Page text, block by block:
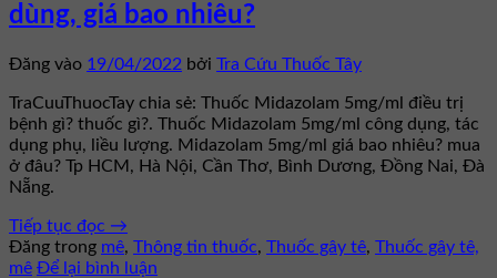
dùng, giá bao nhiêu?
Đăng vào 19/04/2022 bởi Tra Cứu Thuốc Tây
TraCuuThuocTay chia sẻ: Thuốc Midazolam 5mg/ml điều trị
bệnh gì? thuốc gì?. Thuốc Midazolam 5mg/ml công dụng, tác
dụng phụ, liều lượng. Midazolam 5mg/ml giá bao nhiêu? mua
ở đâu? Tp HCM, Hà Nội, Cần Thơ, Bình Dương, Đồng Nai, Đà
Nẵng.
Tiếp tục đọc →
Đăng trong mê, Thông tin thuốc, Thuốc gây tê, Thuốc gây tê,
mê Để lại bình luận